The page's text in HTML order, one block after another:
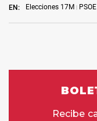
EN: Elecciones 17M PSOE